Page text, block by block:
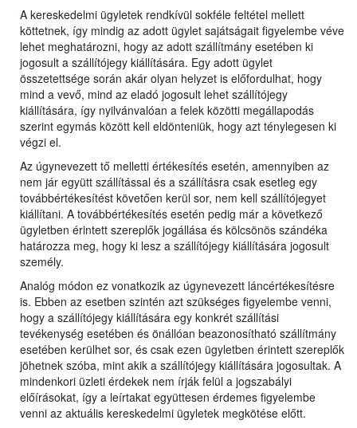
A kereskedelmi ügyletek rendkívül sokféle feltétel mellett
köttetnek, így mindig az adott ügylet sajátságait figyelembe véve
lehet meghatározni, hogy az adott szállítmány esetében ki
jogosult a szállítójegy kiállítására. Egy adott ügylet
összetettsége során akár olyan helyzet is előfordulhat, hogy
mind a vevő, mind az eladó jogosult lehet szállítójegy
kiállítására, így nyilvánvalóan a felek közötti megállapodás
szerint egymás között kell eldönteniük, hogy azt ténylegesen ki
végzi el.
Az úgynevezett tő melletti értékesítés esetén, amennyiben az
nem jár együtt szállítással és a szállításra csak esetleg egy
továbbértékesítést követően kerül sor, nem kell szállítójegyet
kiállítani. A továbbértékesítés esetén pedig már a következő
ügyletben érintett szereplők jogállása és kölcsönös szándéka
határozza meg, hogy ki lesz a szállítójegy kiállítására jogosult
személy.
Analóg módon ez vonatkozik az úgynevezett láncértékesítésre
is. Ebben az esetben szintén azt szükséges figyelembe venni,
hogy a szállítójegy kiállítására egy konkrét szállítási
tevékenység esetében és önállóan beazonosítható szállítmány
esetében kerülhet sor, és csak ezen ügyletben érintett szereplők
jöhetnek szóba, mint akik a szállítójegy kiállítására jogosultak. A
mindenkori üzleti érdekek nem írják felül a jogszabályi
előírásokat, így a leírtakat együttesen érdemes figyelembe
venni az aktuális kereskedelmi ügyletek megkötése előtt.